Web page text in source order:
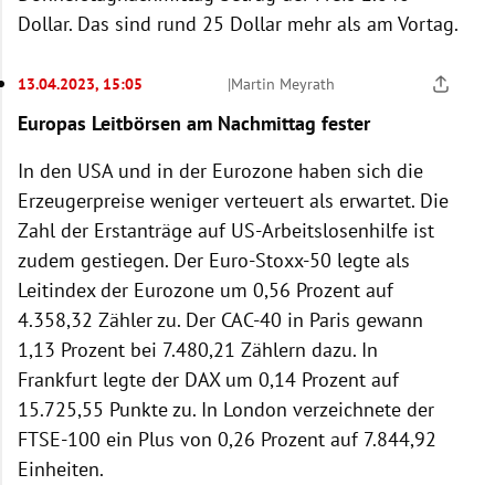
Dollar. Das sind rund 25 Dollar mehr als am Vortag.
13.04.2023, 15:05 |Martin Meyrath
Europas Leitbörsen am Nachmittag fester
In den USA und in der Eurozone haben sich die
Erzeugerpreise weniger verteuert als erwartet. Die
Zahl der Erstanträge auf US-Arbeitslosenhilfe ist
zudem gestiegen. Der Euro-Stoxx-50 legte als
Leitindex der Eurozone um 0,56 Prozent auf
4.358,32 Zähler zu. Der CAC-40 in Paris gewann
1,13 Prozent bei 7.480,21 Zählern dazu. In
Frankfurt legte der DAX um 0,14 Prozent auf
15.725,55 Punkte zu. In London verzeichnete der
FTSE-100 ein Plus von 0,26 Prozent auf 7.844,92
Einheiten.